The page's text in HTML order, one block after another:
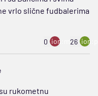
vrlo slične fudbalerima
0 ion:minus
26
rukometnu